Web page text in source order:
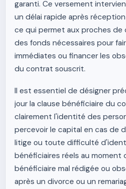
garanti. Ce versement
un délai rapide après
ce qui permet aux proches de
des fonds nécessaires pour
immédiates ou financer les
du contrat souscrit.
Il est essentiel de désigner
jour la clause bénéficiaire du
clairement l'identité des
percevoir le capital en cas de
litige ou toute difficulté
bénéficiaires réels au moment
bénéficiaire mal rédigée ou
après un divorce ou un